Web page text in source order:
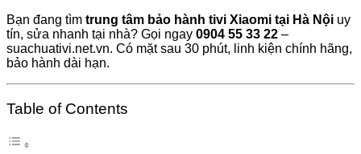
Bạn đang tìm trung tâm bảo hành tivi Xiaomi tại Hà Nội uy
tín, sửa nhanh tại nhà? Gọi ngay 0904 55 33 22 –
suachuativi.net.vn. Có mặt sau 30 phút, linh kiện chính hãng,
bảo hành dài hạn.
Table of Contents